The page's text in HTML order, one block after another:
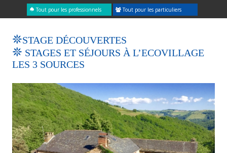
Tout pour les professionnels Tout pour les particuliers
STAGE DÉCOUVERTES
STAGES ET SÉJOURS À L’ECOVILLAGE
LES 3 SOURCES